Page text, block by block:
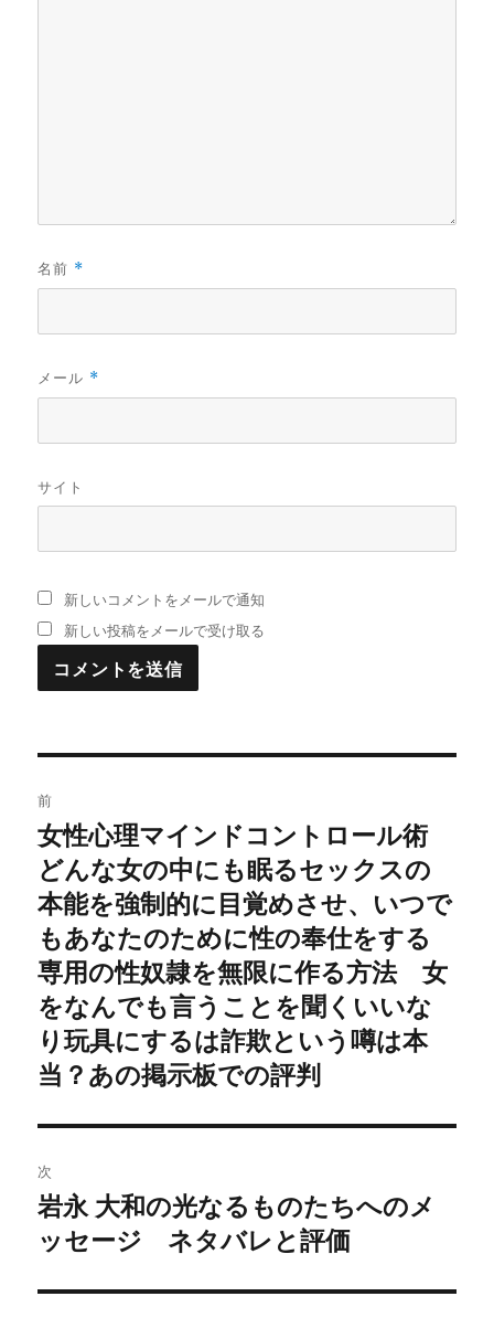
名前 *
メール *
サイト
新しいコメントをメールで通知
新しい投稿をメールで受け取る
稿
ナ
ビ
ゲ
ー
シ
前
過
去
の
投
稿:
女性心理マインドコントロール術
どんな女の中にも眠るセックスの
本能を強制的に目覚めさせ、いつで
もあなたのために性の奉仕をする
専用の性奴隷を無限に作る方法 女
をなんでも言うことを聞くいいな
り玩具にするは詐欺という噂は本
当？あの掲示板での評判
次
次
の
稿:
岩永 大和の光なるものたちへのメ
ッセージ ネタバレと評価